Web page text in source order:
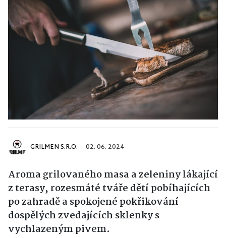
GRILMEN S.R.O. 02. 06. 2024
Aroma grilovaného masa a zeleniny lákající
z terasy, rozesmáté tváře dětí pobíhajících
po zahradě a spokojené pokřikování
dospělých zvedajících sklenky s
vychlazeným pivem.